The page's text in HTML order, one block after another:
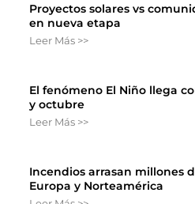
Proyectos solares vs
en nueva etapa
Leer Más >>
El fenómeno El Niño llega
y octubre
Leer Más >>
Incendios arrasan millones
Europa y Norteamérica